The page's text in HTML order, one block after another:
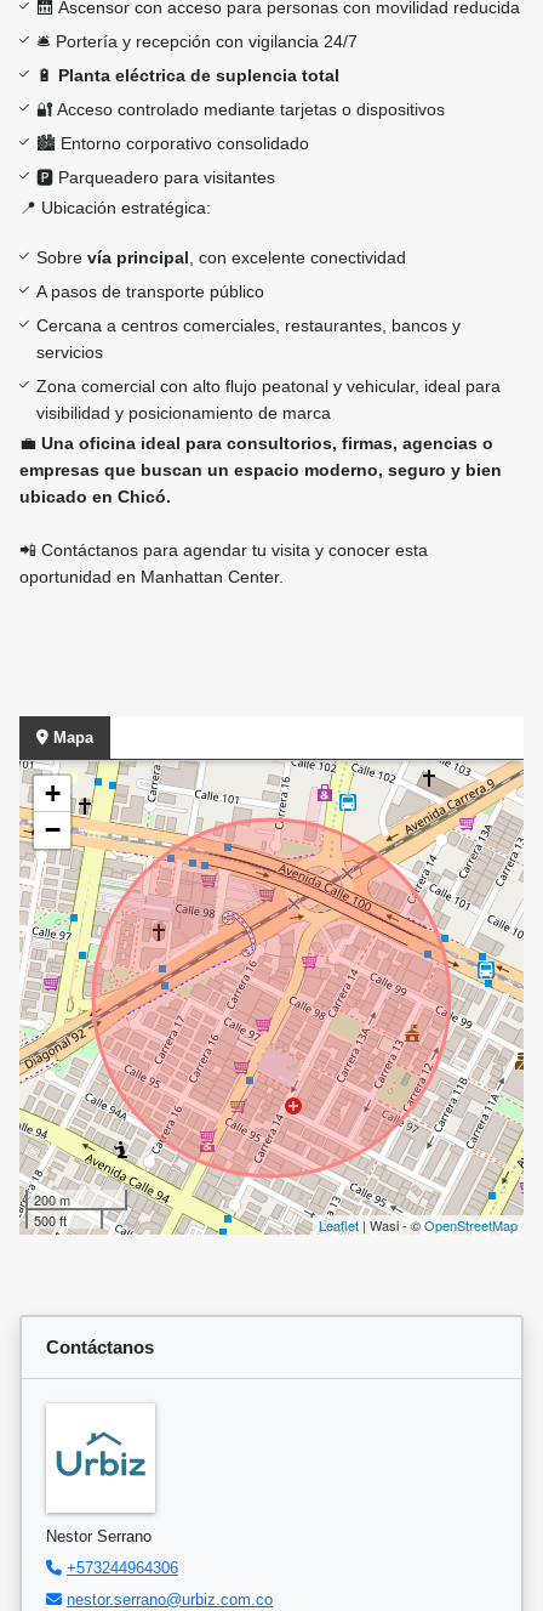
🛗 Ascensor con acceso para personas con movilidad reducida
🛎️ Portería y recepción con vigilancia 24/7
🔋 Planta eléctrica de suplencia total
🔐 Acceso controlado mediante tarjetas o dispositivos
🏙️ Entorno corporativo consolidado
🅿️ Parqueadero para visitantes
📍 Ubicación estratégica:
Sobre vía principal , con excelente conectividad
A pasos de transporte público
Cercana a centros comerciales, restaurantes, bancos y
servicios
Zona comercial con alto flujo peatonal y vehicular, ideal para
visibilidad y posicionamiento de marca
💼 Una oficina ideal para consultorios, firmas, agencias o
empresas que buscan un espacio moderno, seguro y bien
ubicado en Chicó.
📲 Contáctanos para agendar tu visita y conocer esta
oportunidad en Manhattan Center.
Mapa
+
−
200 m
500 ft
Leaflet | Wasi - ©OpenStreetMap
Contáctanos
Nestor Serrano
+573244964306
nestor.serrano@urbiz.com.co